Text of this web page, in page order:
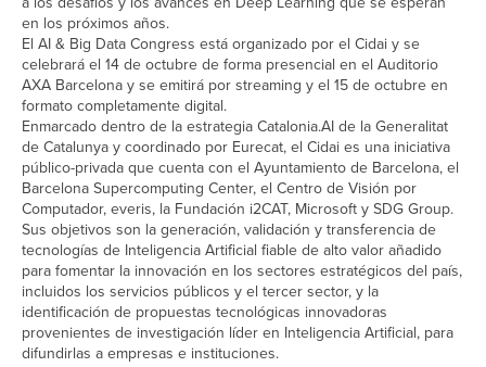
en los próximos años.
El AI & Big Data Congress está organizado por el Cidai y se
celebrará el 14 de octubre de forma presencial en el Auditorio
AXA Barcelona y se emitirá por streaming y el 15 de octubre en
formato completamente digital.
Enmarcado dentro de la estrategia Catalonia.AI de la Generalitat
de Catalunya y coordinado por Eurecat, el Cidai es una iniciativa
público-privada que cuenta con el Ayuntamiento de Barcelona, el
Barcelona Supercomputing Center, el Centro de Visión por
Computador, everis, la Fundación i2CAT, Microsoft y SDG Group.
Sus objetivos son la generación, validación y transferencia de
tecnologías de Inteligencia Artificial fiable de alto valor añadido
para fomentar la innovación en los sectores estratégicos del país,
incluidos los servicios públicos y el tercer sector, y la
identificación de propuestas tecnológicas innovadoras
provenientes de investigación líder en Inteligencia Artificial, para
difundirlas a empresas e instituciones.